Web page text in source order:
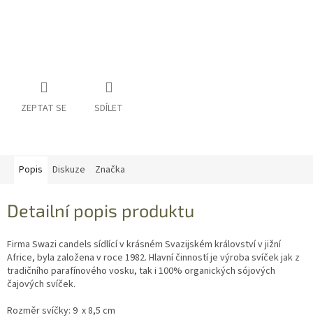
ZEPTAT SE SDÍLET
Popis Diskuze Značka
Detailní popis produktu
Firma Swazi candels sídlící v krásném Svazijském království v jižní
Africe, byla založena v roce 1982. Hlavní činností je výroba svíček jak z
tradičního parafínového vosku, tak i 100% organických sójových
čajových svíček.
Rozměr svíčky: 9 x 8,5 cm